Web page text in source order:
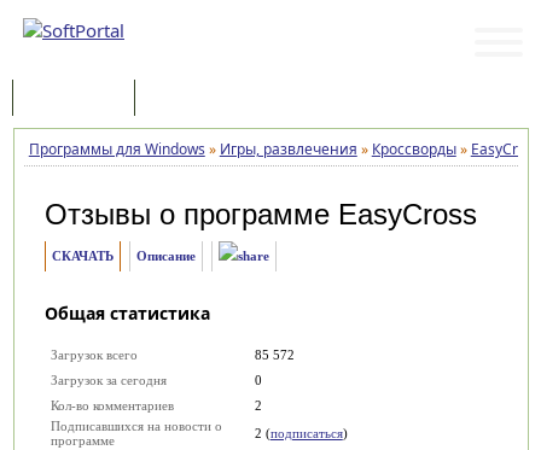
Программы для Windows » Игры, развлечения » Кроссворды» EasyCross
Отзывы о программе EasyCross
СКАЧАТЬ Описание
Общая статистика
Загрузок всего
85 572
Загрузок за сегодня
0
Кол-во комментариев
2
Подписавшихся на новости о
программе
2 (подписаться)